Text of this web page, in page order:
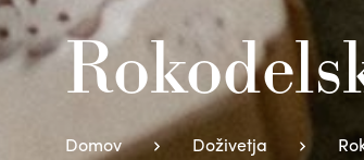
Domov Doživetja